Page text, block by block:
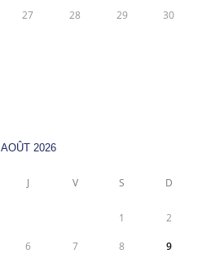
27 28 29 30
AOÛT 2026
J V S D
1 2
6 7 8 9